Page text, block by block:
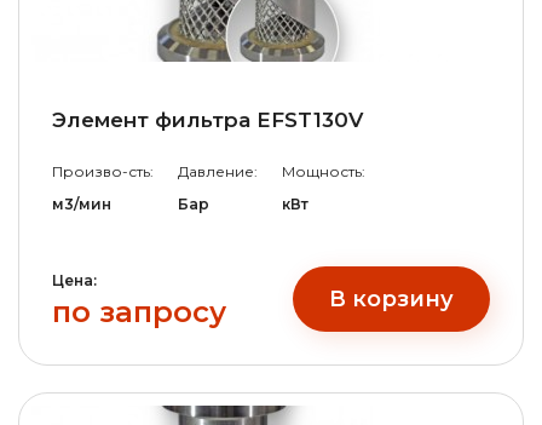
Элемент фильтра EFST130V
Произво-сть:
м3/мин
Давление:
Бар
Мощность:
кВт
Цена:
по запросу В корзину